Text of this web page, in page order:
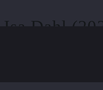
Dahl